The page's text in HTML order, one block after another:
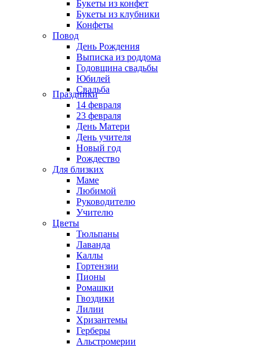
Букеты из конфет
Букеты из клубники
Конфеты
Повод
День Рождения
Выписка из роддома
Годовщина свадьбы
Юбилей
Свадьба
Праздники
14 февраля
23 февраля
День Матери
День учителя
Новый год
Рождество
Для близких
Маме
Любимой
Руководителю
Учителю
Цветы
Тюльпаны
Лаванда
Каллы
Гортензии
Пионы
Ромашки
Гвоздики
Лилии
Хризантемы
Герберы
Альстромерии